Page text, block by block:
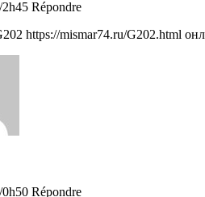
2h45 Répondre
https://mismar74.ru/G202.html
0h50 Répondre